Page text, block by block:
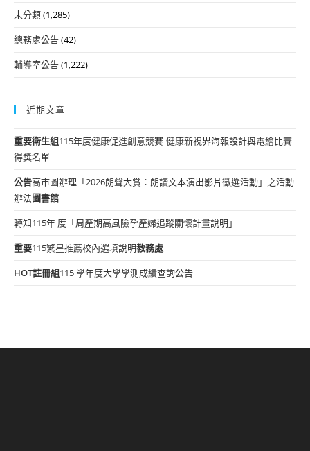
未分類(1,285)
總務處公告(42)
輔導室公告(1,222)
近期文章
重要衛生組115年度健康促進創意競賽-健康新視界海報設計與電繪比賽
得獎名單
公告高市圖辦理「2026朗聲大賞：朗讀文本演出影片徵選活動」之活動
辦法圖書館
轉知115年 度「周產期高風險孕產婦追蹤關懷計畫說明」
重要115繁星推薦校內選填說明教務處
HOT註冊組115 學年度大學學測成績查詢公告